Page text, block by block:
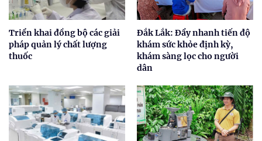
Triển khai đồng bộ các giải
pháp quản lý chất lượng
thuốc
Đắk Lắk: Đẩy nhanh tiến độ
khám sức khỏe định kỳ,
khám sàng lọc cho người
dân